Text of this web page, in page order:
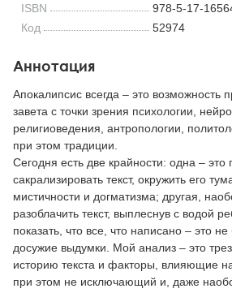
ISBN
978-5-17-
Код
52974
Аннотация
Апокалипсис всегда – это возможность
завета с точки зрения психологии,
религиоведения, антропологии,
при этом традиции.
Сегодня есть две крайности: одна – это
сакрализировать текст, окружить его
мистичности и догматизма; другая,
разоблачить текст, выплеснув с водой
показать, что все, что написано – это
досужие выдумки. Мой анализ – это
историю текста и факторы, влияющие
при этом не исключающий и, даже